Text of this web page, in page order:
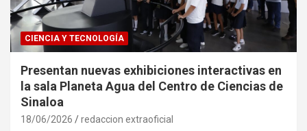
CIENCIA Y TECNOLOGÍA
Presentan nuevas exhibiciones interactivas en
la sala Planeta Agua del Centro de Ciencias de
Sinaloa
18/06/2026 redaccion extraoficial